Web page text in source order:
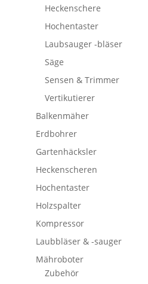
Heckenschere
Hochentaster
Laubsauger -bläser
Säge
Sensen & Trimmer
Vertikutierer
Balkenmäher
Erdbohrer
Gartenhäcksler
Heckenscheren
Hochentaster
Holzspalter
Kompressor
Laubbläser & -sauger
Mähroboter
Zubehör